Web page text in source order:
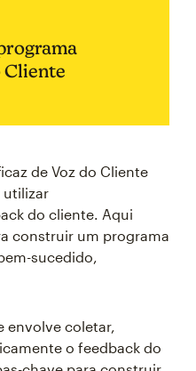
Cliente
de Voz do Cliente
utilizar
do cliente. Aqui
construir um programa
sucedido,
envolve coletar,
o feedback do